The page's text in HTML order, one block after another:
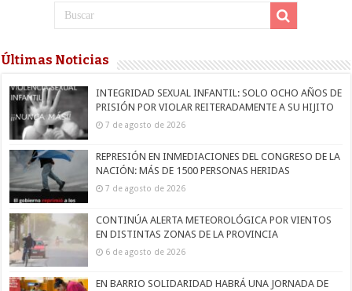
Últimas Noticias
INTEGRIDAD SEXUAL INFANTIL: SOLO OCHO AÑOS DE
PRISIÓN POR VIOLAR REITERADAMENTE A SU HIJITO
7 de agosto de 2026
REPRESIÓN EN INMEDIACIONES DEL CONGRESO DE LA
NACIÓN: MÁS DE 1500 PERSONAS HERIDAS
7 de agosto de 2026
CONTINÚA ALERTA METEOROLÓGICA POR VIENTOS
EN DISTINTAS ZONAS DE LA PROVINCIA
6 de agosto de 2026
EN BARRIO SOLIDARIDAD HABRÁ UNA JORNADA DE